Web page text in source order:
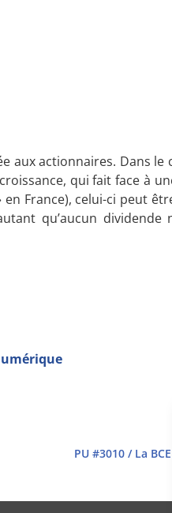
actionnaires. Dans le
qui fait face à
France), celui-ci peut
qu’aucun dividende
PU #3010 / La